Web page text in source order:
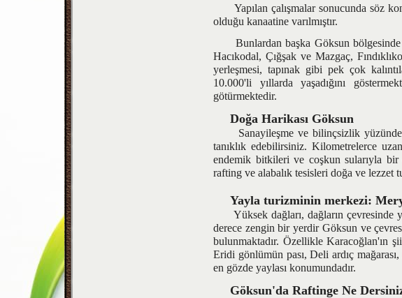
Yapılan çalışmalar sonucunda söz
olduğu kanaatine varılmıştır.
Bunlardan başka Göksun bölgesinde
Hacıkodal, Çığşak ve Mazgaç,
yerleşmesi, tapınak gibi pek çok
10.000'li yıllarda yaşadığını
götürmektedir.
Doğa Harikası Göksun
Sanayileşme ve bilinçsizlik yüzünden
tanıklık edebilirsiniz. Kilometrelerce
endemik bitkileri ve coşkun sularıyla
rafting ve alabalık tesisleri doğa ve lezzet
Yayla turizminin merkezi:
Yüksek dağları, dağların çevresinde
derece zengin bir yerdir Göksun ve
bulunmaktadır. Özellikle Karacoğlan'ın
Eridi gönlümün pası, Deli ardıç
en gözde yaylası konumundadır.
Göksun'da Raftinge Ne